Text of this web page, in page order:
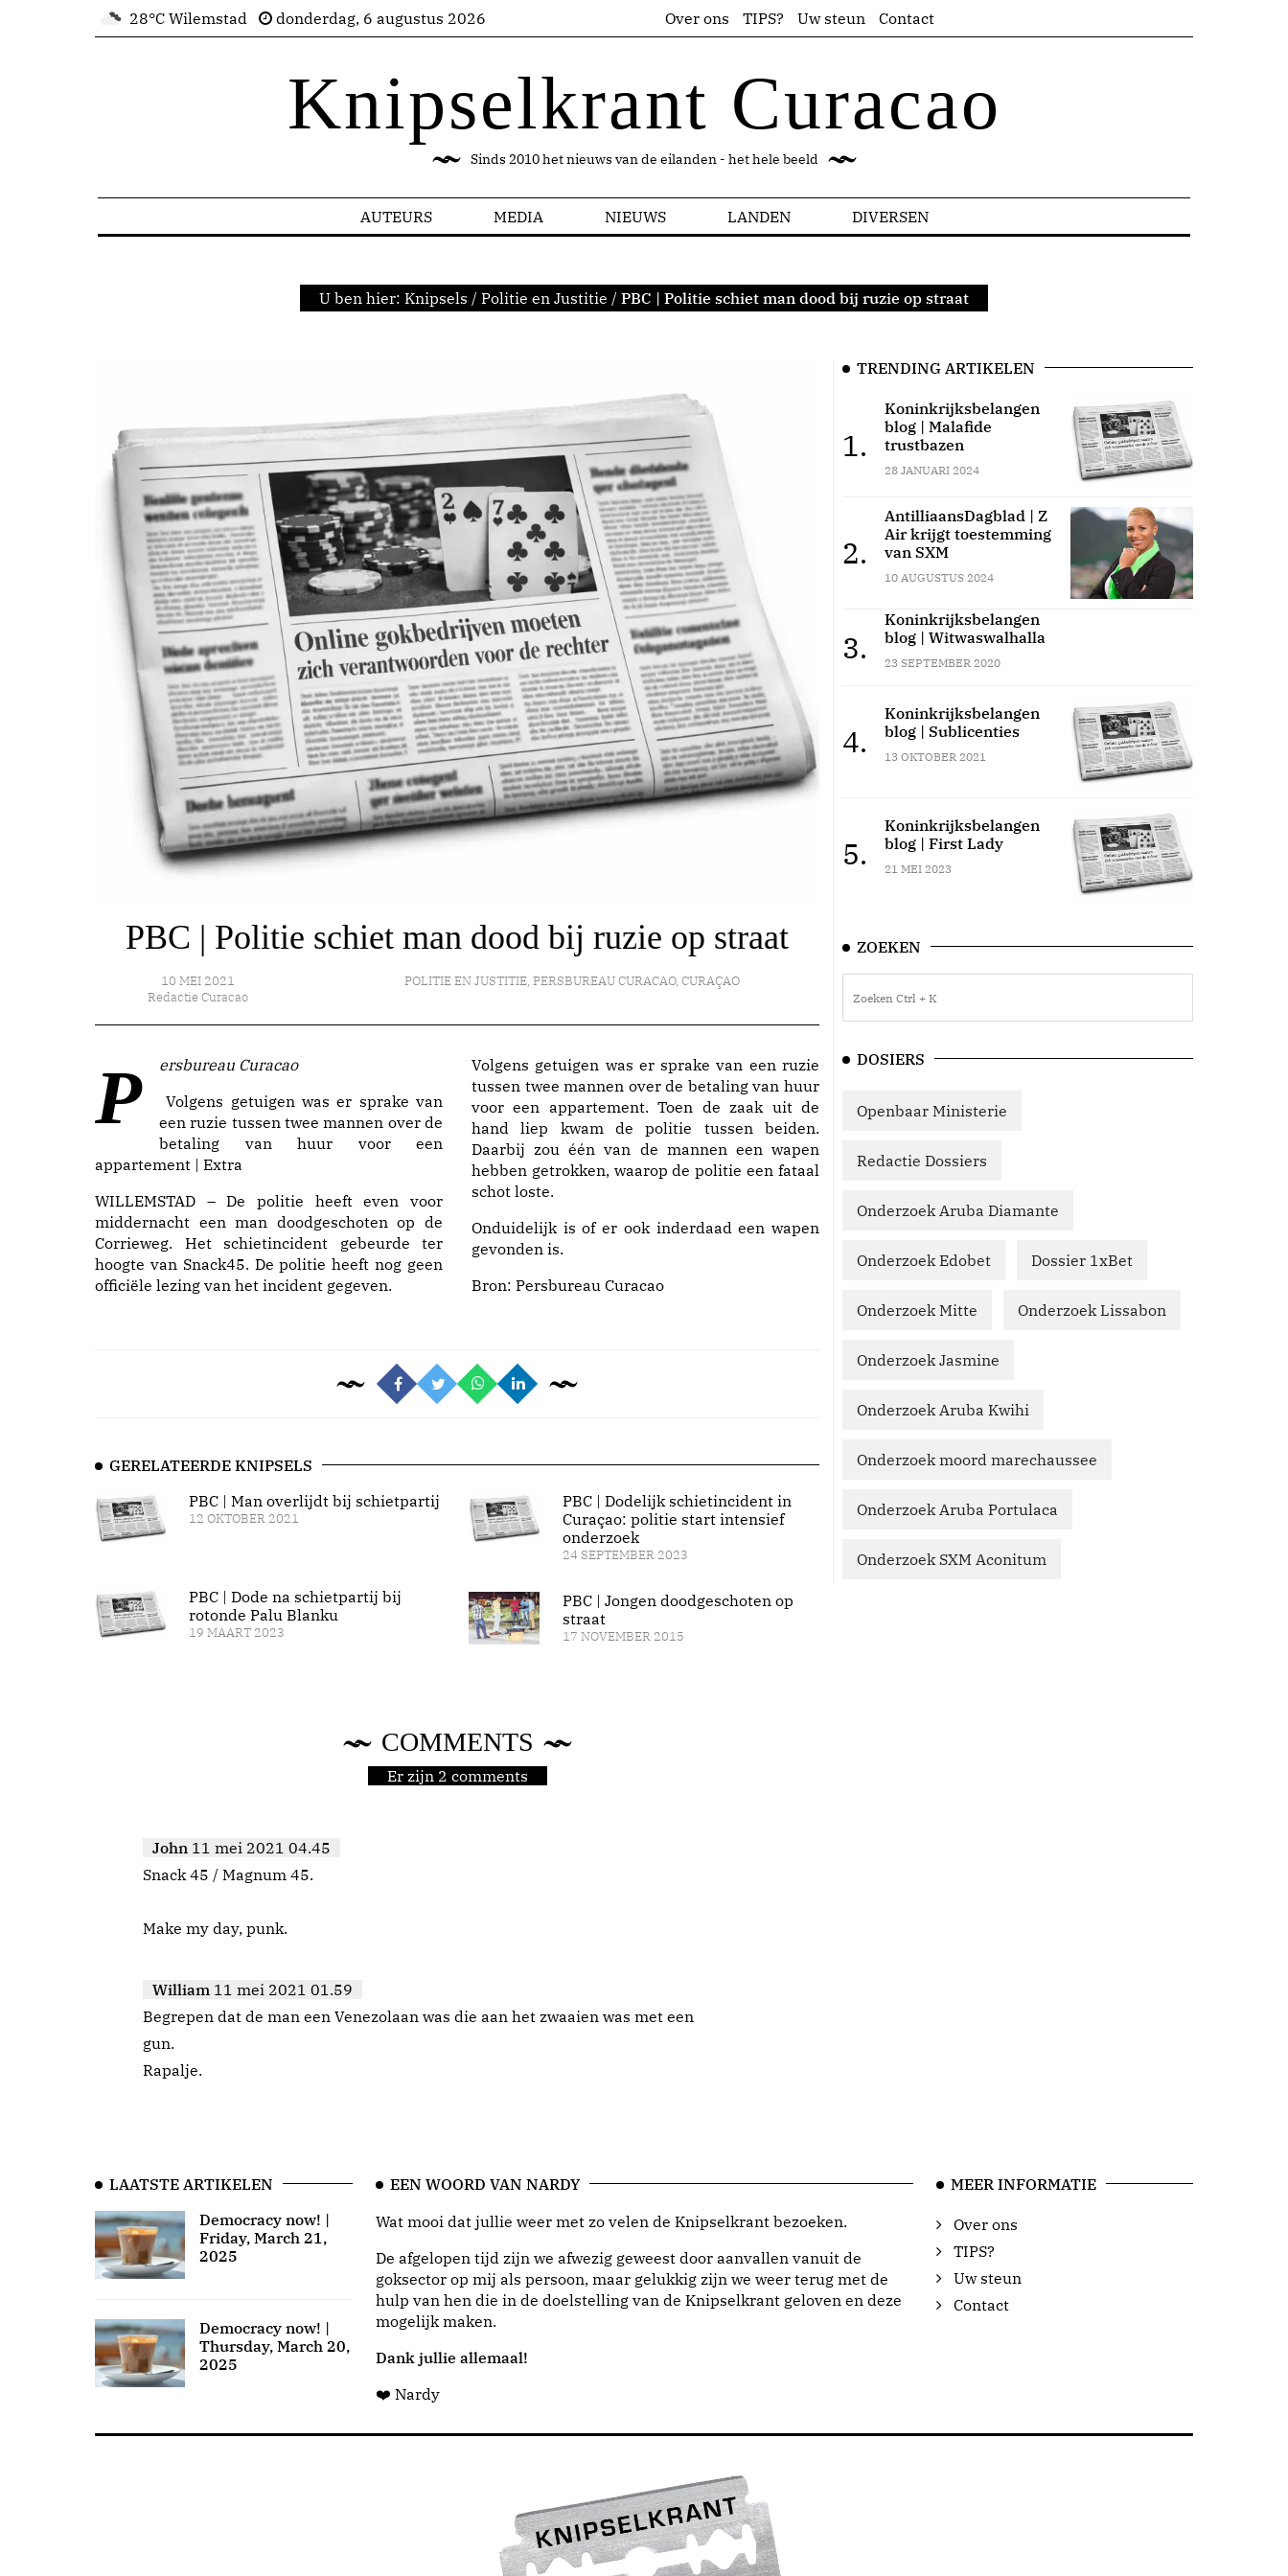
28°C Wilemstad donderdag, 6 augustus 2026 Over ons TIPS? Uw steun Contact
Knipselkrant Curacao
Sinds 2010 het nieuws van de eilanden - het hele beeld
AUTEURS MEDIA NIEUWS LANDEN DIVERSEN
U ben hier: Knipsels / Politie en Justitie / PBC | Politie schiet man dood bij ruzie op straat
PBC | Politie schiet man dood bij ruzie op straat
10 MEI 2021
Redactie Curacao
POLITIE EN JUSTITIE, PERSBUREAU CURACAO, CURAÇAO
Persbureau Curacao
Volgens getuigen was er sprake van
een ruzie tussen twee mannen over de
betaling van huur voor een
appartement | Extra
WILLEMSTAD – De politie heeft even voor
middernacht een man doodgeschoten op de
Corrieweg. Het schietincident gebeurde ter
hoogte van Snack45. De politie heeft nog geen
officiële lezing van het incident gegeven.
Volgens getuigen was er sprake van een ruzie
tussen twee mannen over de betaling van huur
voor een appartement. Toen de zaak uit de
hand liep kwam de politie tussen beiden.
Daarbij zou één van de mannen een wapen
hebben getrokken, waarop de politie een fataal
schot loste.
Onduidelijk is of er ook inderdaad een wapen
gevonden is.
Bron: Persbureau Curacao
GERELATEERDE KNIPSELS
PBC | Man overlijdt bij schietpartij
12 OKTOBER 2021
PBC | Dode na schietpartij bij
rotonde Palu Blanku
19 MAART 2023
PBC | Dodelijk schietincident in
Curaçao: politie start intensief
onderzoek
24 SEPTEMBER 2023
PBC | Jongen doodgeschoten op
straat
17 NOVEMBER 2015
COMMENTS
Er zijn 2 comments
John 11 mei 2021 04.45
Snack 45 / Magnum 45.
Make my day, punk.
William 11 mei 2021 01.59
Begrepen dat de man een Venezolaan was die aan het zwaaien was met een
gun.
Rapalje.
TRENDING ARTIKELEN
1.
Koninkrijksbelangen
blog | Malafide
trustbazen
28 JANUARI 2024
2.
AntilliaansDagblad | Z
Air krijgt toestemming
van SXM
10 AUGUSTUS 2024
3.
Koninkrijksbelangen
blog | Witwaswalhalla
23 SEPTEMBER 2020
4.
Koninkrijksbelangen
blog | Sublicenties
13 OKTOBER 2021
5.
Koninkrijksbelangen
blog | First Lady
21 MEI 2023
ZOEKEN
DOSIERS
Openbaar Ministerie
Redactie Dossiers
Onderzoek Aruba Diamante
Onderzoek Edobet Dossier 1xBet
Onderzoek Mitte Onderzoek Lissabon
Onderzoek Jasmine
Onderzoek Aruba Kwihi
Onderzoek moord marechaussee
Onderzoek Aruba Portulaca
Onderzoek SXM Aconitum
LAATSTE ARTIKELEN
Democracy now! |
Friday, March 21,
2025
Democracy now! |
Thursday, March 20,
2025
EEN WOORD VAN NARDY
Wat mooi dat jullie weer met zo velen de Knipselkrant bezoeken.
De afgelopen tijd zijn we afwezig geweest door aanvallen vanuit de
goksector op mij als persoon, maar gelukkig zijn we weer terug met de
hulp van hen die in de doelstelling van de Knipselkrant geloven en deze
mogelijk maken.
Dank jullie allemaal!
❤️ Nardy
MEER INFORMATIE
Over ons
TIPS?
Uw steun
Contact